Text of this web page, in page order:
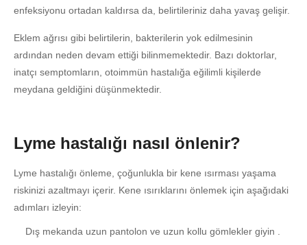
enfeksiyonu ortadan kaldırsa da, belirtileriniz daha yavaş gelişir.
Eklem ağrısı gibi belirtilerin, bakterilerin yok edilmesinin
ardından neden devam ettiği bilinmemektedir. Bazı doktorlar,
inatçı semptomların, otoimmün hastalığa eğilimli kişilerde
meydana geldiğini düşünmektedir.
Lyme hastalığı nasıl önlenir?
Lyme hastalığı önleme, çoğunlukla bir kene ısırması yaşama
riskinizi azaltmayı içerir. Kene ısırıklarını önlemek için aşağıdaki
adımları izleyin:
Dış mekanda uzun pantolon ve uzun kollu gömlekler giyin .